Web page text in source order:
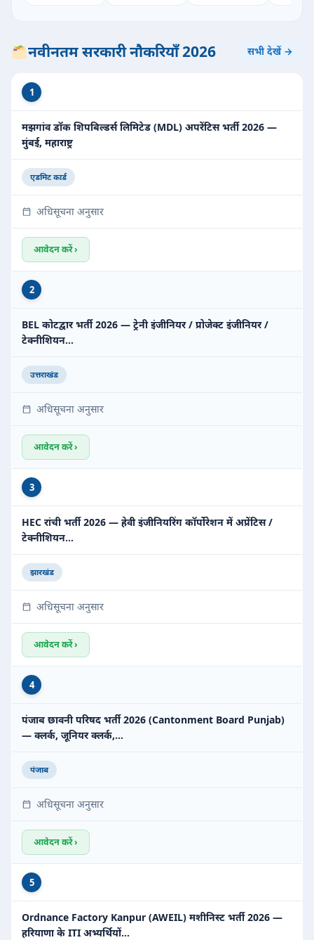
नवीनतम सरकारी नौकरियाँ 2026 सभी देखें →
1
मझगांव डॉक शिपबिल्डर्स लिमिटेड (MDL) अपरेंटिस भर्ती 2026 —
मुंबई, महाराष्ट्र
एडमिट कार्ड
अधिसूचना अनुसार
आवेदन करें ›
2
BEL कोटद्वार भर्ती 2026 — ट्रेनी इंजीनियर / प्रोजेक्ट इंजीनियर /
टेक्नीशियन…
उत्तराखंड
अधिसूचना अनुसार
आवेदन करें ›
3
HEC रांची भर्ती 2026 — हेवी इंजीनियरिंग कॉर्पोरेशन में अप्रेंटिस /
टेक्नीशियन…
झारखंड
अधिसूचना अनुसार
आवेदन करें ›
4
पंजाब छावनी परिषद भर्ती 2026 (Cantonment Board Punjab)
— क्लर्क, जूनियर क्लर्क,…
पंजाब
अधिसूचना अनुसार
आवेदन करें ›
5
Ordnance Factory Kanpur (AWEIL) मशीनिस्ट भर्ती 2026 —
हरियाणा के ITI अभ्यर्थियों…